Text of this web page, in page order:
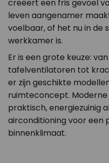
creëert een fris gevoel
leven aangenamer
voelbaar, of het nu in de
werkkamer is.
Er is een grote keuze:
tafelventilatoren tot
er zijn geschikte
ruimteconcept.
praktisch, energiezuinig
airconditioning voor een
binnenklimaat.